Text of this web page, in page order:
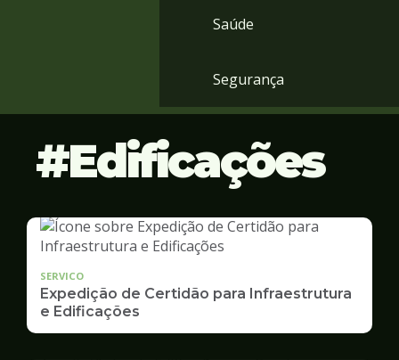
Saúde
Segurança
Edificações
SERVICO
Expedição de Certidão para Infraestrutura
e Edificações